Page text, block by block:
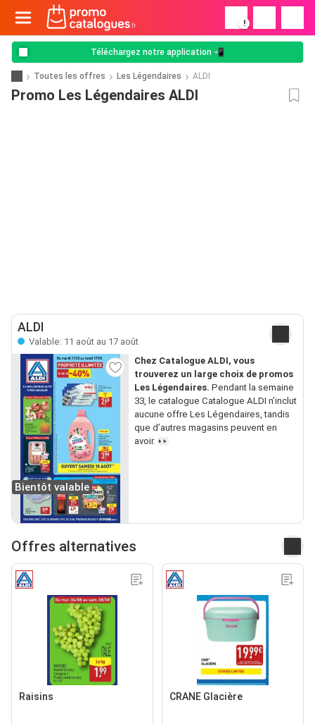
!
Téléchargez notre application 📲
Toutes les offres Les Légendaires ALDI
Promo Les Légendaires ALDI
ALDI
Valable: 11 août au 17 août
Bientôt valable
Chez Catalogue ALDI, vous
trouverez un large choix de promos
Les Légendaires. Pendant la semaine
33, le catalogue Catalogue ALDI n’inclut
aucune offre Les Légendaires, tandis
que d’autres magasins peuvent en
avoir. 👀
Offres alternatives
Raisins CRANE Glacière